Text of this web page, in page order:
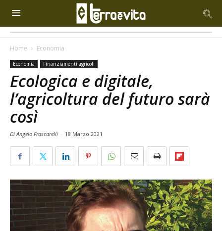
Home Economia
Economia Finanziamenti agricoli
Ecologica e digitale,
l’agricoltura del futuro sarà
così
Di Angelo Frascarelli - 18 Marzo 2021